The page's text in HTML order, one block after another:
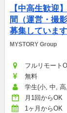
【中高生歓迎
間（運営・撮
募集しています
MYSTORY Group
フルリモート
無料
学生(小, 中,
月1回からOK
1ヶ月からOK